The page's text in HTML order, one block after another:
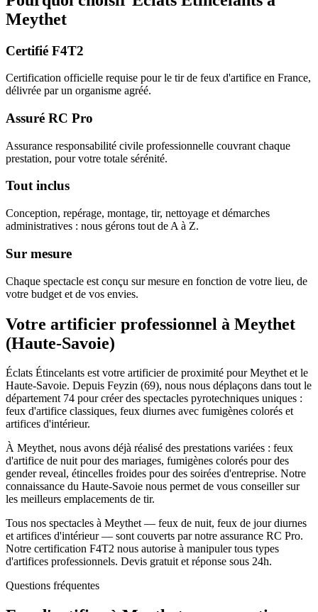
Meythet
Certifié F4T2
Certification officielle requise pour le tir de feux d'artifice en France,
délivrée par un organisme agréé.
Assuré RC Pro
Assurance responsabilité civile professionnelle couvrant chaque
prestation, pour votre totale sérénité.
Tout inclus
Conception, repérage, montage, tir, nettoyage et démarches
administratives : nous gérons tout de A à Z.
Sur mesure
Chaque spectacle est conçu sur mesure en fonction de votre lieu, de
votre budget et de vos envies.
Votre artificier professionnel à Meythet
(Haute-Savoie)
Éclats Étincelants est votre artificier de proximité pour Meythet et le
Haute-Savoie. Depuis Feyzin (69), nous nous déplaçons dans tout le
département 74 pour créer des spectacles pyrotechniques uniques :
feux d'artifice classiques, feux diurnes avec fumigènes colorés et
artifices d'intérieur.
À Meythet, nous avons déjà réalisé des prestations variées : feux
d'artifice de nuit pour des mariages, fumigènes colorés pour des
gender reveal, étincelles froides pour des soirées d'entreprise. Notre
connaissance du Haute-Savoie nous permet de vous conseiller sur
les meilleurs emplacements de tir.
Tous nos spectacles à Meythet — feux de nuit, feux de jour diurnes
et artifices d'intérieur — sont couverts par notre assurance RC Pro.
Notre certification F4T2 nous autorise à manipuler tous types
d'artifices professionnels. Devis gratuit et réponse sous 24h.
Questions fréquentes